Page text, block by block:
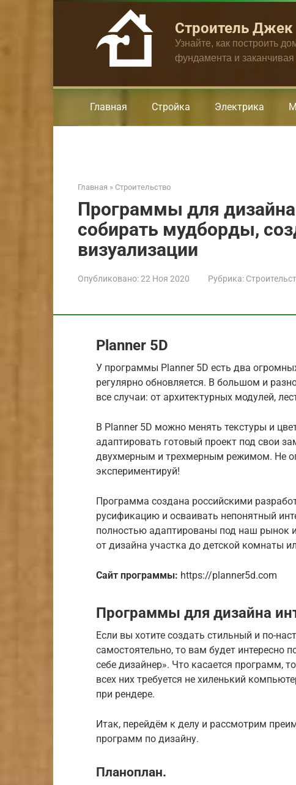
Строитель Джек
Узнайте, как построить
фундамента и
Главная Стройка Электрика
Главная » Строительство
Программы для
собирать мудборды,
визуализации
Опубликовано:22 Ноя 2020 Рубрика:
Planner 5D
У программы Planner 5D есть два
регулярно обновляется. В большом и
все случаи: от архитектурных модулей,
В Planner 5D можно менять текстуры и
адаптировать готовый проект под свои
двухмерным и трехмерным режимом. Не
экспериментируй!
Программа создана российскими
русификацию и осваивать непонятный
полностью адаптированы под наш рынок
от дизайна участка до детской комнаты
Сайт программы: https://planner5d.com
Программы для дизайна
Если вы хотите создать стильный и по-
самостоятельно, то вам будет
себе дизайнер». Что касается программ,
всех них требуется не хиленький
при рендере.
Итак, перейдём к делу и рассмотрим
программ по дизайну.
Планоплан.